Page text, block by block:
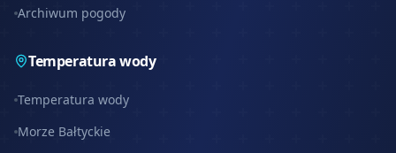
Archiwum pogody
Temperatura wody
Temperatura wody
Morze Bałtyckie